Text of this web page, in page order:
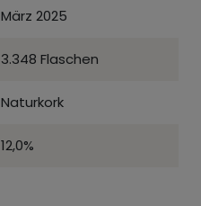
März 2025
3.348 Flaschen
Naturkork
12,0%